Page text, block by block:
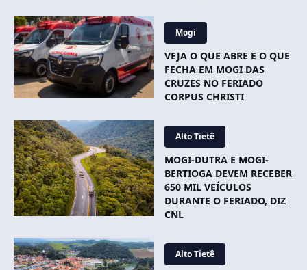
Mogi
VEJA O QUE ABRE E O QUE
FECHA EM MOGI DAS
CRUZES NO FERIADO
CORPUS CHRISTI
Alto Tietê
MOGI-DUTRA E MOGI-
BERTIOGA DEVEM RECEBER
650 MIL VEÍCULOS
DURANTE O FERIADO, DIZ
CNL
Alto Tietê